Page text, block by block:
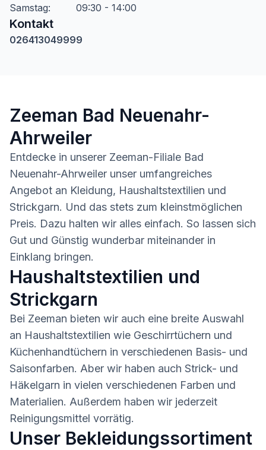
Samstag: 09:30 - 14:00
Kontakt
026413049999
Zeeman Bad Neuenahr-
Ahrweiler
Entdecke in unserer Zeeman-Filiale Bad
Neuenahr-Ahrweiler unser umfangreiches
Angebot an Kleidung, Haushaltstextilien und
Strickgarn. Und das stets zum kleinstmöglichen
Preis. Dazu halten wir alles einfach. So lassen sich
Gut und Günstig wunderbar miteinander in
Einklang bringen.
Haushaltstextilien und
Strickgarn
Bei Zeeman bieten wir auch eine breite Auswahl
an Haushaltstextilien wie Geschirrtüchern und
Küchenhandtüchern in verschiedenen Basis- und
Saisonfarben. Aber wir haben auch Strick- und
Häkelgarn in vielen verschiedenen Farben und
Materialien. Außerdem haben wir jederzeit
Reinigungsmittel vorrätig.
Unser Bekleidungssortiment